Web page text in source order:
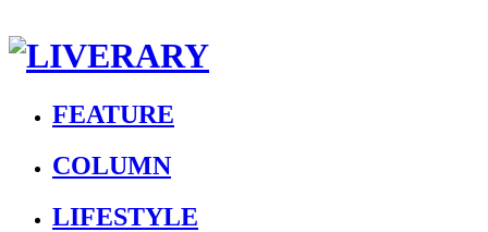
FEATURE
COLUMN
LIFESTYLE